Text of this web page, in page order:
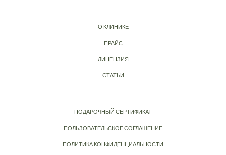
О КЛИНИКЕ
ПРАЙС
ЛИЦЕНЗИЯ
СТАТЬИ
ПОДАРОЧНЫЙ СЕРТИФИКАТ
ПОЛЬЗОВАТЕЛЬСКОЕ СОГЛАШЕНИЕ
ПОЛИТИКА КОНФИДЕНЦИАЛЬНОСТИ